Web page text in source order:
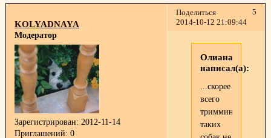
Поделиться
5
2014-10-12 21:09:44
KOLYADNAYA
Модератор
Зарегистрирован: 2012-11-14
Приглашений: 0
Олиана
написал(а):
...скорее
всего
триммингуют
таких